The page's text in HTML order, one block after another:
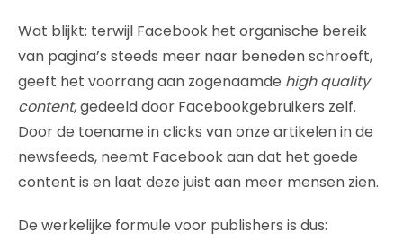
Wat blijkt: terwijl Facebook het organische bereik
van pagina’s steeds meer naar beneden schroeft,
geeft het voorrang aan zogenaamde high quality
content, gedeeld door Facebookgebruikers zelf.
Door de toename in clicks van onze artikelen in de
newsfeeds, neemt Facebook aan dat het goede
content is en laat deze juist aan meer mensen zien.
De werkelijke formule voor publishers is dus: